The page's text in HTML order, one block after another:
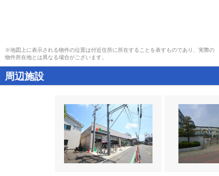
※地図上に表示される物件の位置は付近住所に所在することを表すものであり、実際の
物件所在地とは異なる場合がございます。
周辺施設